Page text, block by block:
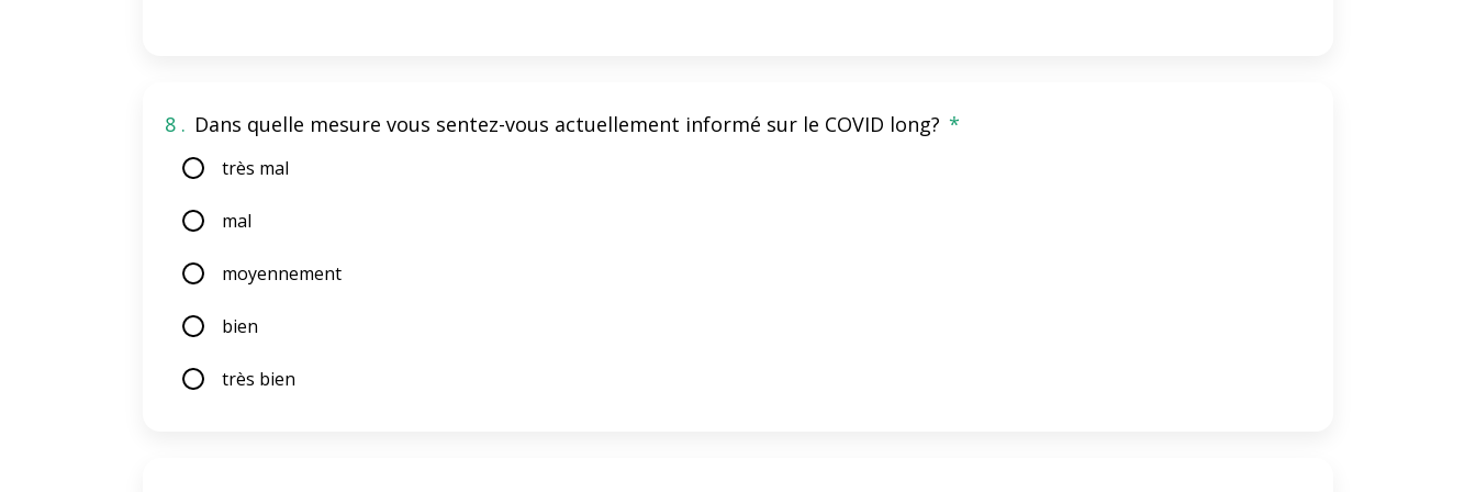
8 . Dans quelle mesure vous sentez-vous actuellement informé sur le COVID long? *
très mal
mal
moyennement
bien
très bien